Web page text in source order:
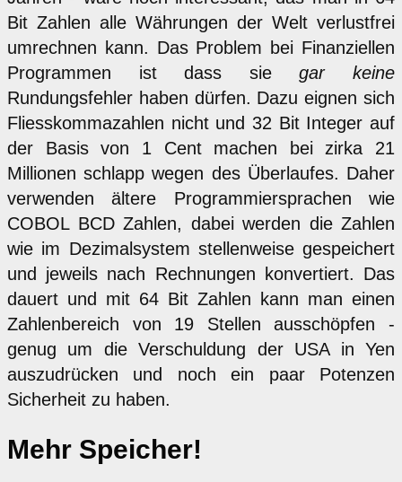
Bit Zahlen alle Währungen der Welt verlustfrei
umrechnen kann. Das Problem bei Finanziellen
Programmen ist dass siegar keine
Rundungsfehler haben dürfen. Dazu eignen sich
Fliesskommazahlen nicht und 32 Bit Integer auf
der Basis von 1 Cent machen bei zirka 21
Millionen schlapp wegen des Überlaufes. Daher
verwenden ältere Programmiersprachen wie
COBOL BCD Zahlen, dabei werden die Zahlen
wie im Dezimalsystem stellenweise gespeichert
und jeweils nach Rechnungen konvertiert. Das
dauert und mit 64 Bit Zahlen kann man einen
Zahlenbereich von 19 Stellen ausschöpfen -
genug um die Verschuldung der USA in Yen
auszudrücken und noch ein paar Potenzen
Sicherheit zu haben.
Mehr Speicher!